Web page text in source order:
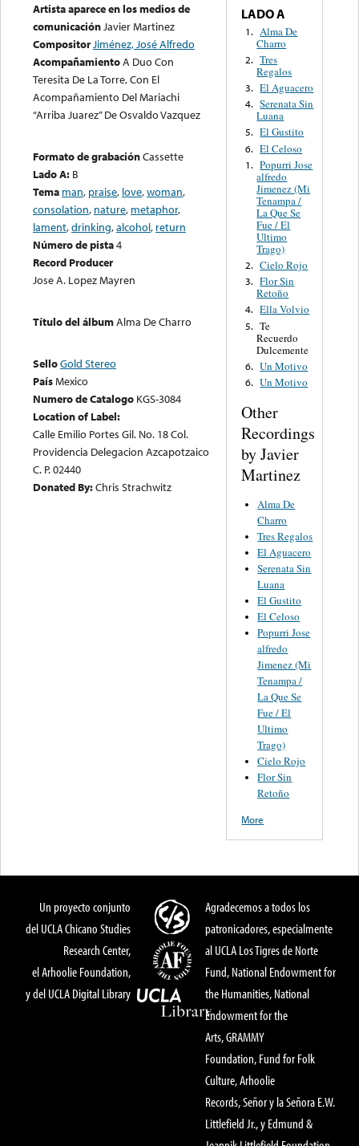
Artista aparece en los medios de
comunicaciónJavier Martinez
CompositorJiménez, José Alfredo
AcompañamientoA Duo Con
Teresita De La Torre, Con El
Acompañamiento Del Mariachi
“Arriba Juarez” De Osvaldo Vazquez
Formato de grabaciónCassette
Lado A: B
Tema man, praise, love,woman,
consolation, nature, metaphor,
lament,drinking,alcohol, return
Número de pista4
Record Producer
Jose A. Lopez Mayren
Título del álbumAlma De Charro
SelloGold Stereo
PaísMexico
Numero de Catalogo KGS-3084
Location of Label:
Calle Emilio Portes Gil. No. 18 Col.
Providencia Delegacion Azcapotzaico
C. P. 02440
Donated By:Chris Strachwitz
LADO A
1. Alma De
Charro
2. Tres
Regalos
3. El Aguacero
4. Serenata Sin
Luana
5. El Gustito
6. El Celoso
1. Popurri Jose
alfredo
Jimenez (Mi
Tenampa /
La Que Se
Fue / El
Ultimo
Trago)
2. Cielo Rojo
3. Flor Sin
Retoño
4. Ella Volvio
5. Te
Recuerdo
Dulcemente
6. Un Motivo
6. Un Motivo
Other
Recordings
by Javier
Martinez
Alma De
Charro
Tres Regalos
El Aguacero
Serenata Sin
Luana
El Gustito
El Celoso
Popurri Jose
alfredo
Jimenez (Mi
Tenampa /
La Que Se
Fue / El
Ultimo
Trago)
Cielo Rojo
Flor Sin
Retoño
More
Un proyecto conjunto
del UCLA Chicano Studies
Research Center,
el Arhoolie Foundation,
y del UCLA Digital Library
Agradecemos a todos los
patronicadores, especialmente
al UCLA Los Tigres de Norte
Fund, National Endowment for
the Humanities, National
Endowment for the
Arts, GRAMMY
Foundation, Fund for Folk
Culture, Arhoolie
Records, Señor y la Señora E.W.
Littlefield Jr., y Edmund &